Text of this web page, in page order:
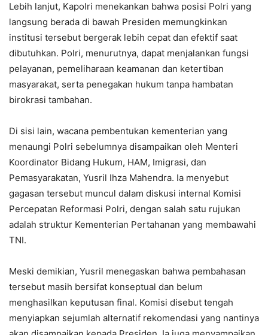
Lebih lanjut, Kapolri menekankan bahwa posisi Polri yang
langsung berada di bawah Presiden memungkinkan
institusi tersebut bergerak lebih cepat dan efektif saat
dibutuhkan. Polri, menurutnya, dapat menjalankan fungsi
pelayanan, pemeliharaan keamanan dan ketertiban
masyarakat, serta penegakan hukum tanpa hambatan
birokrasi tambahan.
Di sisi lain, wacana pembentukan kementerian yang
menaungi Polri sebelumnya disampaikan oleh Menteri
Koordinator Bidang Hukum, HAM, Imigrasi, dan
Pemasyarakatan, Yusril Ihza Mahendra. Ia menyebut
gagasan tersebut muncul dalam diskusi internal Komisi
Percepatan Reformasi Polri, dengan salah satu rujukan
adalah struktur Kementerian Pertahanan yang membawahi
TNI.
Meski demikian, Yusril menegaskan bahwa pembahasan
tersebut masih bersifat konseptual dan belum
menghasilkan keputusan final. Komisi disebut tengah
menyiapkan sejumlah alternatif rekomendasi yang nantinya